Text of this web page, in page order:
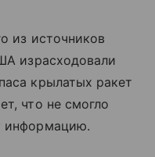
из источников
израсходовали
крылатых ракет
что не смогло
информацию.